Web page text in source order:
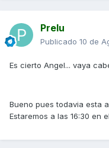
Prelu
Publicado 10 de
Es cierto Angel... vaya
Bueno pues todavia esta
Estaremos a las 16:30 en